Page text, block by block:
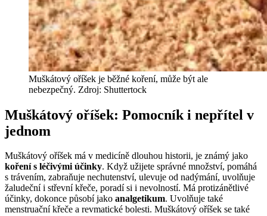
Muškátový oříšek je běžné koření, může být ale
nebezpečný. Zdroj: Shuttertock
Muškátový oříšek: Pomocník i nepřítel v
jednom
Muškátový oříšek má v medicíně dlouhou historii, je známý jako
koření s léčivými účinky. Když užijete správné množství, pomáhá
s trávením, zabraňuje nechutenství, ulevuje od nadýmání, uvolňuje
žaludeční i střevní křeče, poradí si i nevolností. Má protizánětlivé
účinky, dokonce působí jako analgetikum. Uvolňuje také
menstruační křeče a revmatické bolesti. Muškátový oříšek se také